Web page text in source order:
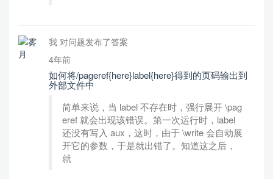
我 对问题发布了答案
4年前
如何将/pageref{here}label{here}得到的页码输出到
外部文件中
简单来说，当 label 不存在时，强行展开 \pag
eref 就会出现该错误。第一次运行时，label
还没有写入 aux，这时，由于 \write 会自动展
开它的参数，于是就出错了。知道这之后，
就